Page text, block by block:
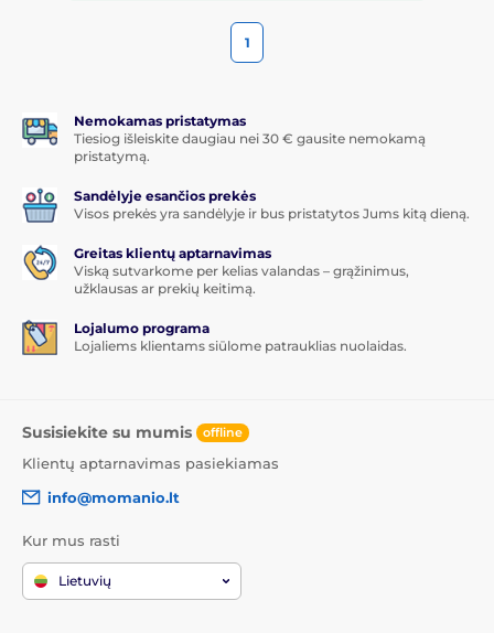
1
Nemokamas pristatymas
Tiesiog išleiskite daugiau nei 30 € gausite nemokamą
pristatymą.
Sandėlyje esančios prekės
Visos prekės yra sandėlyje ir bus pristatytos Jums kitą dieną.
Greitas klientų aptarnavimas
Viską sutvarkome per kelias valandas – grąžinimus,
užklausas ar prekių keitimą.
Lojalumo programa
Lojaliems klientams siūlome patrauklias nuolaidas.
Susisiekite su mumis offline
Klientų aptarnavimas pasiekiamas
info@momanio.lt
Kur mus rasti
Lietuvių